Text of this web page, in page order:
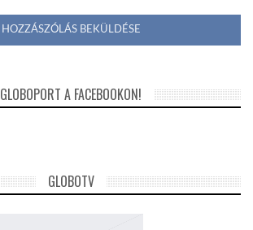
GLOBOPORT A FACEBOOKON!
GLOBOTV